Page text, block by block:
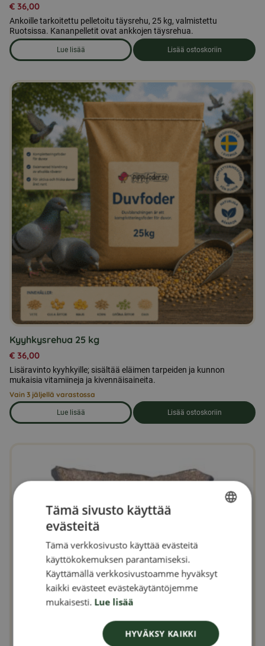
€ 36,00
Ankoille tarkoitettu pelletoitu täysrehu, 25 kg, valmistettu
Ruotsissa. Kananpelletit ovat ankkojen täysrehua.
Lue lisää
om produkten Ankanrehu, pelletit 25 kg
Lisää ostoskoriin
Kyyhkysrehua 25 kg
€ 36,00
Lisäravinto kyyhkyille; sisältää eläimen tarpeiden ja kunnon
mukaisia vitamiineja ja kivennäisaineita.
Vain 3 jäljellä varastossa
Lue lisää
om produkten Kyyhkysrehua 25 kg
Lisää ostoskoriin
FINNISH
DANISH
NORWEGIAN
Tämä sivusto käyttää
evästeitä
Tämä verkkosivusto käyttää evästeitä
käyttökokemuksen parantamiseksi.
Käyttämällä verkkosivustoamme hyväksyt
kaikki evästeet evästekäytäntöjemme
mukaisesti. Lue lisää
HYVÄKSY KAIKKI